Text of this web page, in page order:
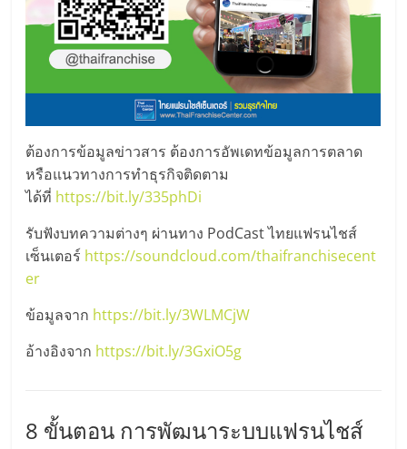
ขาย
รน
ไชส์
แฟ
รน
ไชส์
ขาย
หน้า
ลงทุน
คืน
ต้องการข้อมูลข่าวสาร ต้องการอัพเดทข้อมูลการตลาด
หรือแนวทางการทำธุรกิจติดตาม
ได้ที่ https://bit.ly/335phDi
รับฟังบทความต่างๆ ผ่านทาง PodCast ไทยแฟรนไชส์
เซ็นเตอร์ https://soundcloud.com/thaifranchisecent
er
ข้อมูลจาก https://bit.ly/3WLMCjW
อ้างอิงจาก https://bit.ly/3GxiO5g
8 ขั้นตอน การพัฒนาระบบแฟรนไชส์